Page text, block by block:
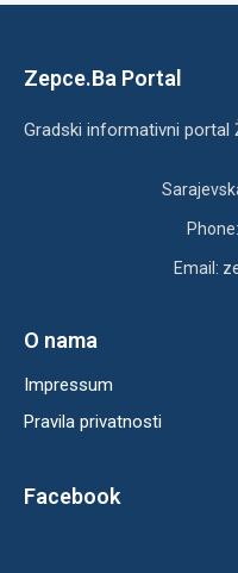
Zepce.Ba Portal
Gradski informativni portal
Email:
O nama
Impressum
Pravila privatnosti
Facebook